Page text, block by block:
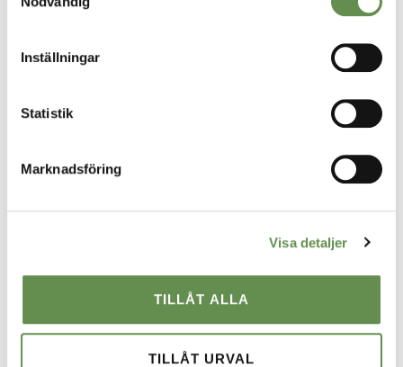
Inställningar
Statistik
Marknadsföring
Visa detaljer
TILLÅT ALLA
TILLÅT URVAL
Borgholm
Borlänge
Göteborg